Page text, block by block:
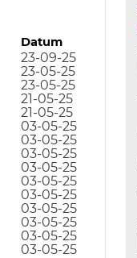
Datum
23-09-25
23-05-25
23-05-25
21-05-25
21-05-25
03-05-25
03-05-25
03-05-25
03-05-25
03-05-25
03-05-25
03-05-25
03-05-25
03-05-25
03-05-25